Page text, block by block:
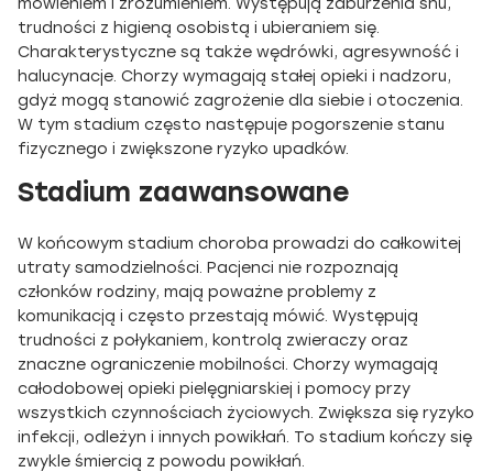
mówieniem i zrozumieniem. Występują zaburzenia snu,
trudności z higieną osobistą i ubieraniem się.
Charakterystyczne są także wędrówki, agresywność i
halucynacje. Chorzy wymagają stałej opieki i nadzoru,
gdyż mogą stanowić zagrożenie dla siebie i otoczenia.
W tym stadium często następuje pogorszenie stanu
fizycznego i zwiększone ryzyko upadków.
Stadium zaawansowane
W końcowym stadium choroba prowadzi do całkowitej
utraty samodzielności. Pacjenci nie rozpoznają
członków rodziny, mają poważne problemy z
komunikacją i często przestają mówić. Występują
trudności z połykaniem, kontrolą zwieraczy oraz
znaczne ograniczenie mobilności. Chorzy wymagają
całodobowej opieki pielęgniarskiej i pomocy przy
wszystkich czynnościach życiowych. Zwiększa się ryzyko
infekcji, odleżyn i innych powikłań. To stadium kończy się
zwykle śmiercią z powodu powikłań.